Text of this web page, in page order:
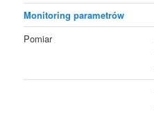
Monitoring parametrów
Pomiar